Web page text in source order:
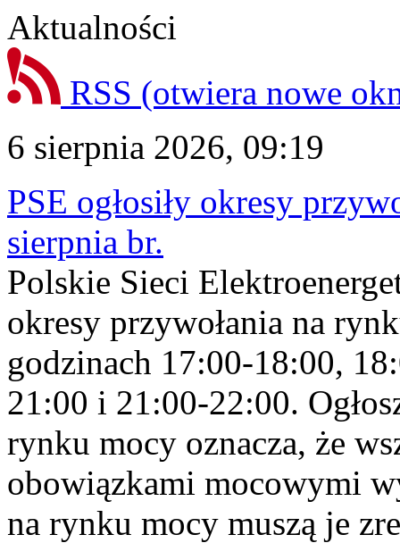
Aktualności
RSS (otwiera nowe
6 sierpnia 2026, 09:19
PSE ogłosiły okresy
sierpnia br.
Polskie Sieci
okresy przywołania na
godzinach 17:00-18:00,
21:00 i 21:00-22:00.
rynku mocy oznacza, że
obowiązkami mocowymi
na rynku mocy muszą je